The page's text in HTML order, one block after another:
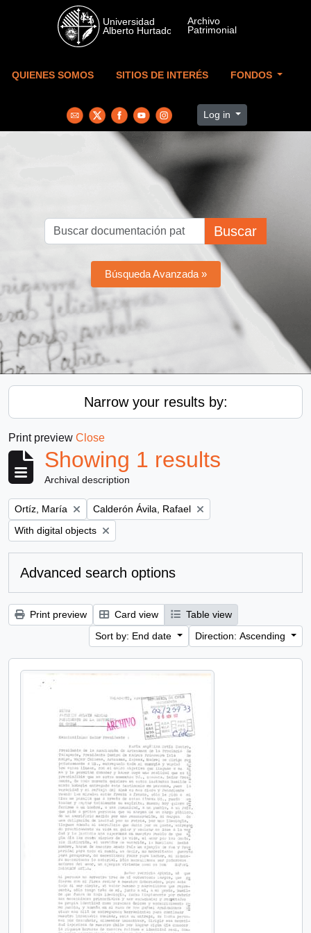
Skip to main content
QUIENES SOMOS SITIOS DE INTERÉS FONDOS
Log in
Buscar
Búsqueda Avanzada »
Narrow your results by:
Print preview Close
Showing 1 results
Archival description
Remove filter:
Ortíz, María Remove filter:
Calderón Ávila, Rafael
Remove filter:
With digital objects
Advanced search options
Print preview Card view
Table view
Sort by: End date
Direction: Ascending